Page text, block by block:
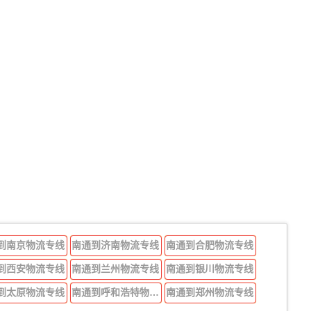
南京物流专线 南通到济南物流专线 南通到合肥物流专线
西安物流专线 南通到兰州物流专线 南通到银川物流专线
太原物流专线 南通到呼和浩特物流专线 南通到郑州物流专线